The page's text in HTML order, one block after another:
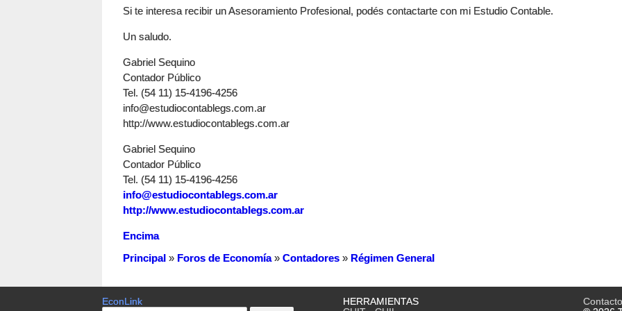
Si te interesa recibir un Asesoramiento Profesional, podés contactarte con mi Estudio Contable.
Un saludo.
Gabriel Sequino
Contador Público
Tel. (54 11) 15-4196-4256
info@estudiocontablegs.com.ar
http://www.estudiocontablegs.com.ar
Gabriel Sequino
Contador Público
Tel. (54 11) 15-4196-4256
info@estudiocontablegs.com.ar
http://www.estudiocontablegs.com.ar
Encima
Principal » Foros de Economía» Contadores » Régimen General
EconLink
HERRAMIENTAS
Contacto